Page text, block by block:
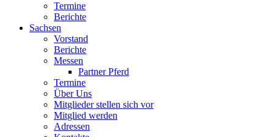
Termine
Berichte
Sachsen
Vorstand
Berichte
Messen
Partner Pferd
Termine
Über Uns
Mitglieder stellen sich vor
Mitglied werden
Adressen